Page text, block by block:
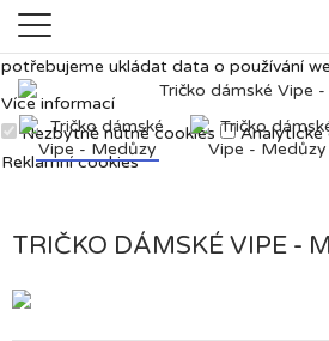
Měříme, ladíme a vylepšujeme, aby pro
prohlížení webu bylo co nejpříjemnější.
potřebujeme ukládat data o používání
Více informací
Nezbytně nutné cookies
Analytické
Reklamní cookies
TRIČKO DÁMSKÉ VIPE -